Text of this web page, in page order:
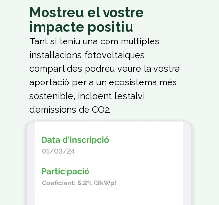
Mostreu el vostre
impacte positiu
Tant si teniu una com múltiples
instal·lacions fotovoltaiques
compartides podreu veure la vostra
aportació per a un ecosistema més
sostenible, incloent l’estalvi
d’emissions de CO2.